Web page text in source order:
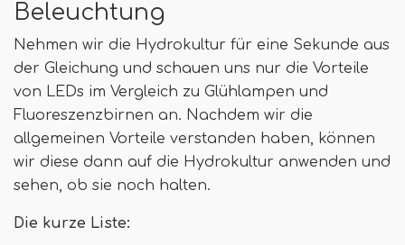
Beleuchtung
Nehmen wir die Hydrokultur für eine Sekunde aus
der Gleichung und schauen uns nur die Vorteile
von LEDs im Vergleich zu Glühlampen und
Fluoreszenzbirnen an. Nachdem wir die
allgemeinen Vorteile verstanden haben, können
wir diese dann auf die Hydrokultur anwenden und
sehen, ob sie noch halten.
Die kurze Liste: